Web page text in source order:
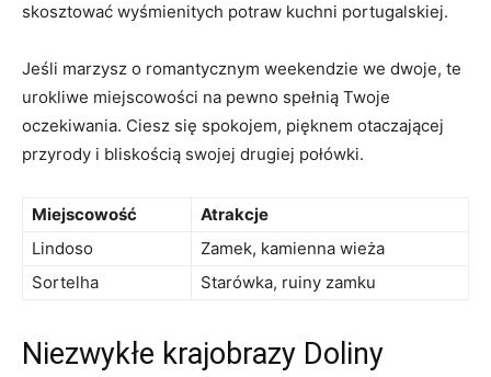
skosztować wyśmienitych potraw kuchni portugalskiej.
Jeśli marzysz o romantycznym weekendzie we dwoje, te
urokliwe miejscowości na pewno spełnią Twoje
oczekiwania. Ciesz się spokojem, pięknem otaczającej
przyrody i bliskością swojej drugiej połówki.
Miejscowość
Atrakcje
Lindoso
Zamek, kamienna wieża
Sortelha
Starówka, ruiny zamku
Niezwykłe krajobrazy Doliny